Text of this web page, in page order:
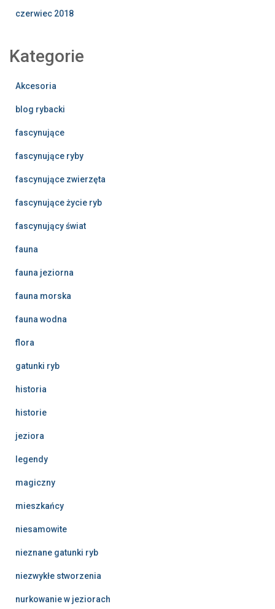
czerwiec 2018
Kategorie
Akcesoria
blog rybacki
fascynujące
fascynujące ryby
fascynujące zwierzęta
fascynujące życie ryb
fascynujący świat
fauna
fauna jeziorna
fauna morska
fauna wodna
flora
gatunki ryb
historia
historie
jeziora
legendy
magiczny
mieszkańcy
niesamowite
nieznane gatunki ryb
niezwykłe stworzenia
nurkowanie w jeziorach